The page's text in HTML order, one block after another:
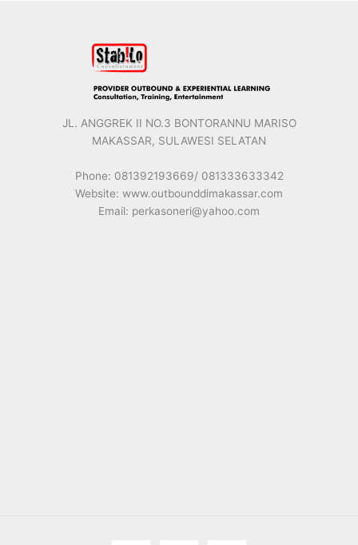
JL. ANGGREK II NO.3 BONTORANNU MARISO
MAKASSAR, SULAWESI SELATAN
Phone: 081392193669/ 081333633342
Website: www.outbounddimakassar.com
Email: perkasoneri@yahoo.com